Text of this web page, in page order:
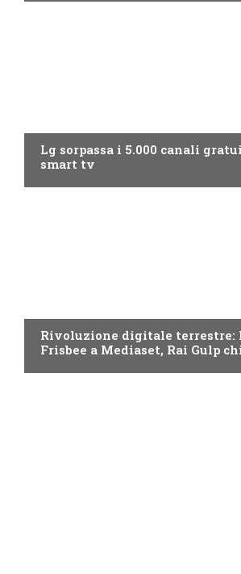
Lg sorpassa i 5.000 canali
smart tv
Rivoluzione digitale terrestre:
Frisbee a Mediaset, Rai Gulp